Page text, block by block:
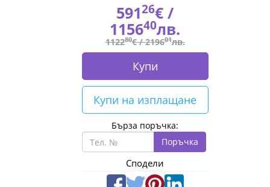
59126€ /
115640лв.
112280€ /219601лв.
Купи
Купи на изплащане
Бърза поръчка:
Поръчка
Сподели